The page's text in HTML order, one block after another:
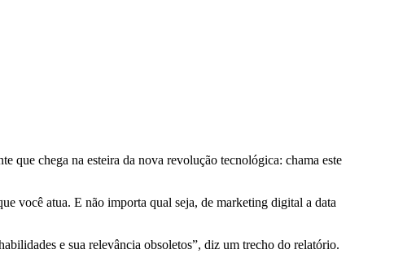
que chega na esteira da nova revolução tecnológica: chama este
você atua. E não importa qual seja, de marketing digital a data
e sua relevância obsoletos”, diz um trecho do relatório.